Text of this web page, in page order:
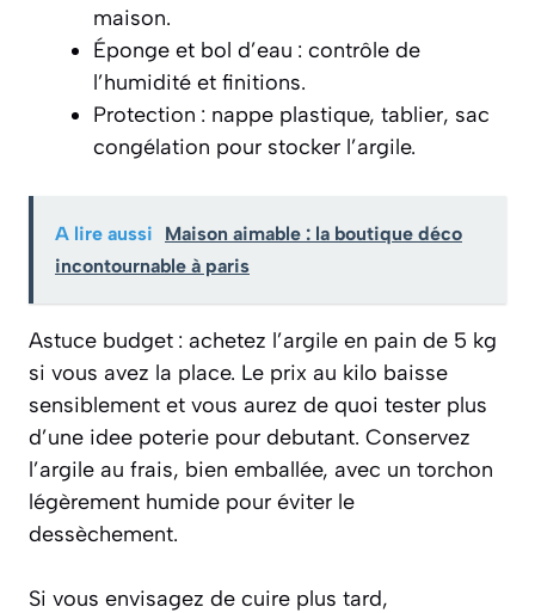
maison.
Éponge et bol d’eau : contrôle de
l’humidité et finitions.
Protection : nappe plastique, tablier, sac
congélation pour stocker l’argile.
A lire aussi
Maison aimable : la boutique déco
incontournable à paris
Astuce budget : achetez l’argile en pain de 5 kg
si vous avez la place. Le prix au kilo baisse
sensiblement et vous aurez de quoi tester plus
d’une idee poterie pour debutant. Conservez
l’argile au frais, bien emballée, avec un torchon
légèrement humide pour éviter le
dessèchement.
Si vous envisagez de cuire plus tard,